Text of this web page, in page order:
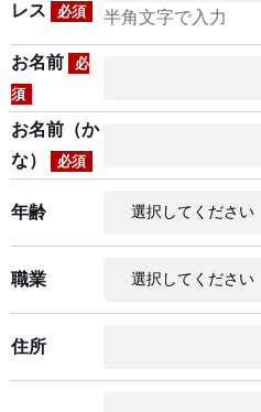
レス 必須 半角文字で入力
お名前
必
須
お名前（か
な）
必須
年齢
職業
住所